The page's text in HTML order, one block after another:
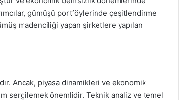
gümüşü portföylerinde çeşitlendirme
madenciliği yapan şirketlere yapılan
Ancak, piyasa dinamikleri ve ekonomik
sergilemek önemlidir. Teknik analiz ve temel